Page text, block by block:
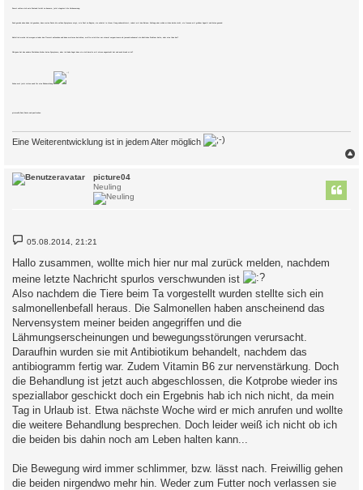
Zuerst schien sich sein Zustand leicht zu bessern, jetzt stagniert die Verbesserung.
Doch gerade eben habe ich gesehen, dass meine Paula die selben Symptome zeigt, wie Paul zu Beginn, sie scheint in ihrem Gang unkoordiniert, rudert mit den Beinen. Schlapp oder müde wirken beide nicht, sie fressen mit großem Appetit und koten gesund.
Natürlich werde ich morgen wieder den Tierarzt aufsuchen und dann weiteres berichten, wollte mich hier nur einmal vergewissern ob jemand schonmal ein ähnliches Problem hatte, oder eine Idee hat?
Übrigens hat das andere Weibchen bisher keine Symptome, aber ich habe Angst dass sie sich bereits mit etwas angesteckt hat und auch krank wird?
Schon mal jetzt vielen sank für eine Rückmeldung
picture04,Paul,Paula und paulinchen
Eine Weiterentwicklung ist in jedem Alter möglich
picture04
Neuling
B
e
i
t
r
g
05.08.2014, 21:21
Hallo zusammen, wollte mich hier nur mal zurück melden, nachdem
meine letzte Nachricht spurlos verschwunden ist
Also nachdem die Tiere beim Ta vorgestellt wurden stellte sich ein
salmonellenbefall heraus. Die Salmonellen haben anscheinend das
Nervensystem meiner beiden angegriffen und die
Lähmungserscheinungen und bewegungsstörungen verursacht.
Daraufhin wurden sie mit Antibiotikum behandelt, nachdem das
antibiogramm fertig war. Zudem Vitamin B6 zur nervenstärkung. Doch
die Behandlung ist jetzt auch abgeschlossen, die Kotprobe wieder ins
speziallabor geschickt doch ein Ergebnis hab ich nich nicht, da mein
Tag in Urlaub ist. Etwa nächste Woche wird er mich anrufen und wollte
die weitere Behandlung besprechen. Doch leider weiß ich nicht ob ich
die beiden bis dahin noch am Leben halten kann...
Die Bewegung wird immer schlimmer, bzw. lässt nach. Freiwillig gehen
die beiden nirgendwo mehr hin. Weder zum Futter noch verlassen sie